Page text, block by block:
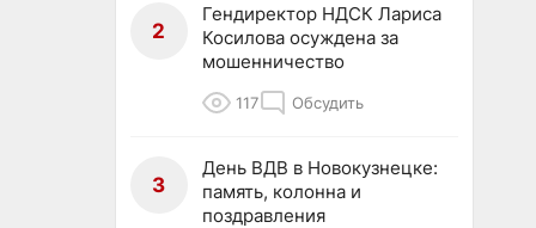
2
Гендиректор НДСК Лариса
Косилова осуждена за
мошенничество
117 Обсудить
3
День ВДВ в Новокузнецке:
память, колонна и
поздравления